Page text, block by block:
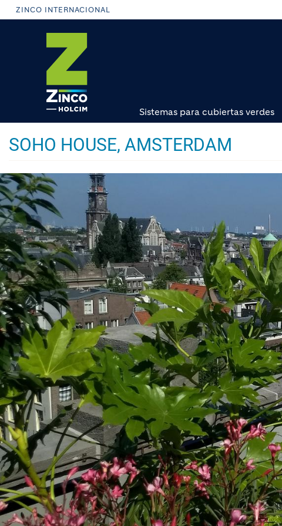
Pasar
al
ZINCO INTERNACIONAL
Sistemas para cubiertas verdes
SOHO HOUSE, AMSTERDAM